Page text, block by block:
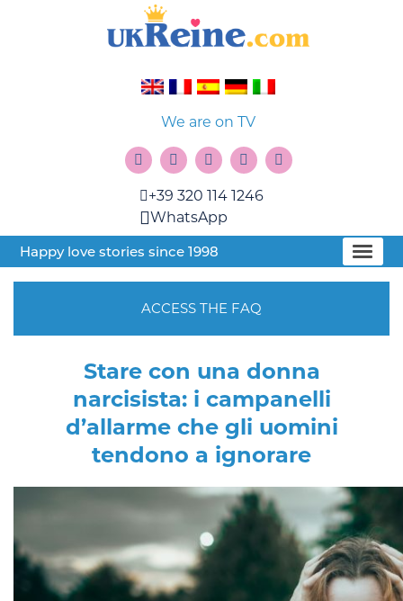
We are on TV
+39 320 114 1246
WhatsApp
Happy love stories since 1998
ACCESS THE FAQ
Stare con una donna
narcisista: i campanelli
d’allarme che gli uomini
tendono a ignorare